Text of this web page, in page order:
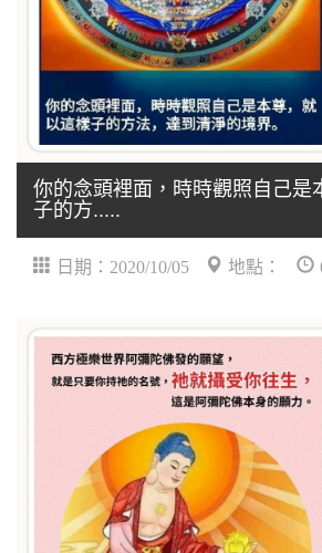
你的念頭裡面，時時觀照自己是
子的方.....
日期：2020/10/05 地點：